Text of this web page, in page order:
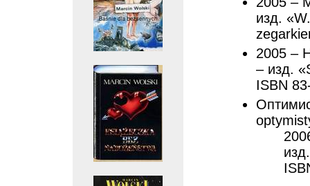
изд.
2005 –
– изд.
ISBN